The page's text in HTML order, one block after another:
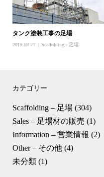
タンク塗装工事の足場
2019.08.21 Scaffolding - 足場
カテゴリー
Scaffolding – 足場(304)
Sales – 足場材の販売 (1)
Information – 営業情報 (2)
Other – その他(4)
未分類(1)